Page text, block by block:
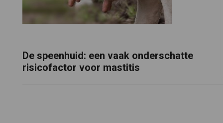
De speenhuid: een vaak onderschatte
risicofactor voor mastitis